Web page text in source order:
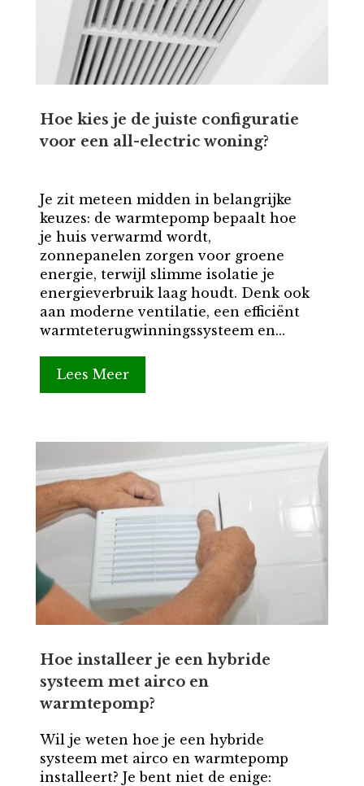
Hoe kies je de juiste configuratie
voor een all-electric woning?
Je zit meteen midden in belangrijke
keuzes: de warmtepomp bepaalt hoe
je huis verwarmd wordt,
zonnepanelen zorgen voor groene
energie, terwijl slimme isolatie je
energieverbruik laag houdt. Denk ook
aan moderne ventilatie, een efficiënt
warmteterugwinningssysteem en...
Lees Meer
Hoe installeer je een hybride
systeem met airco en
warmtepomp?
Wil je weten hoe je een hybride
systeem met airco en warmtepomp
installeert? Je bent niet de enige: